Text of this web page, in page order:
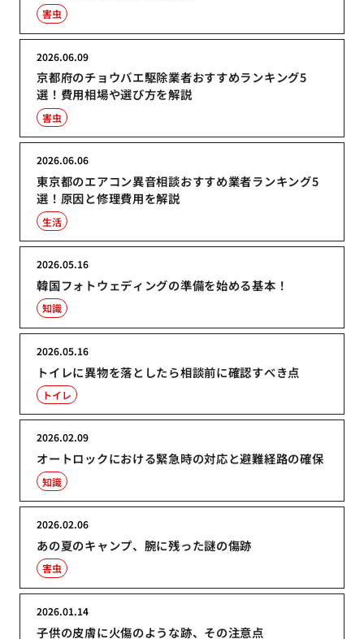
害虫
京都府のチョウバエ駆除業者おすすめランキング5
選！費用相場や選び方を解説
2026.06.09
害虫
東京都のエアコン異音相談おすすめ業者ランキング5
選！原因と修理費用を解説
2026.06.06
生活
韓国フォトウェディングの準備を始める基本！
2026.05.16
知識
トイレに異物を落としたら相談前に確認すべき点
2026.05.16
トイレ
オートロックにおける緊急時の対応と避難経路の確保
2026.02.09
知識
あの夏のキャンプ、腕に残った謎の傷跡
2026.02.06
害虫
子供の皮膚に火傷のような跡、その注意点
2026.01.14